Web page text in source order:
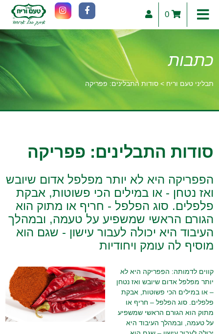
0
כתבות
תבליני טעם וריח >סודות התבלינים: פפריקה
סודות התבלינים: פפריקה
הפפריקה היא לא יותר מפלפל אדום שיובש
ואז נטחן - או במילים הכי פשוטות, אבקת
פלפלים. סוג הפלפל - חריף או מתוק הוא
הגורם הראשי שמשפיע על טעמה, ובמהלך
העיבוד היא יכולה לעבור עישון - שגם הוא
מוסיף לה עומק ויחודיות
קווים לדמותה: הפפריקה היא לא
יותר מפלפל אדום שיובש ואז נטחן
– או במילים הכי פשוטות, אבקת
פלפלים. סוג הפלפל – חריף או
מתוק הוא הגורם הראשי שמשפיע
על טעמה, ובמהלך העיבוד היא